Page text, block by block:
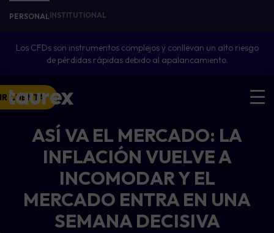
PERSONALINSTITUTIONAL
Los CFDs son instrumentos complejos y conllevan un alto riesgo
de pérdidas rápidas debido al apalancamiento.
CUENTA
ASÍ VA EL MERCADO: LA
INFLACIÓN VUELVE A
INCOMODAR Y EL
MERCADO ENTRA EN UNA
SEMANA DECISIVA